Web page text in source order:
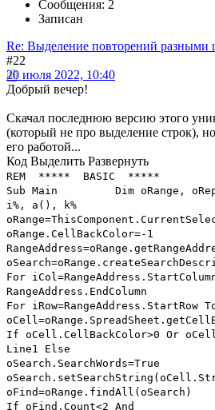
Сообщения: 2
Записан
Re: Выделение повторений разными
#22
20 июля 2022, 10:40
Добрый вечер!
Скачал последнюю версию этого
(который не про выделение строк),
его работой...
Код Выделить Развернуть
REM ***** BASIC *****
Sub Main
Dim oRange,
i%, a(), k%
oRange.CellBackColor=-1
For
RangeAddress.EndColumn
For iRow=RangeAddress.StartRow
If oCell.CellBackColor>0 Or
Line1 Else
oSearch.SearchWords=True
oFind=oRange.findAll(oSearch)
If oFind.Count<2 And